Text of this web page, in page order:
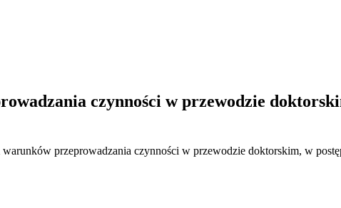
czynności w przewodzie
przeprowadzania czynności w przewodzie doktorskim, w